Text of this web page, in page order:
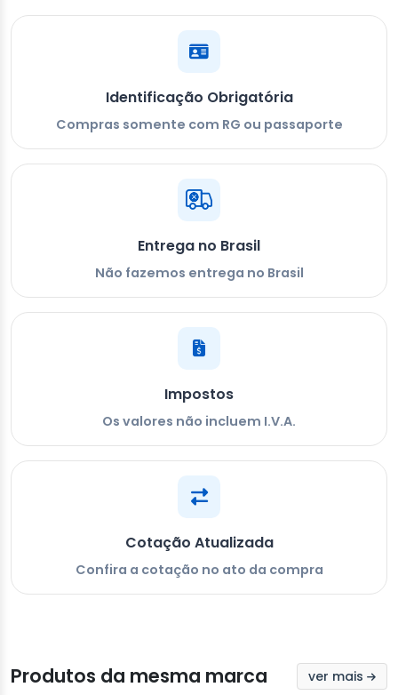
Identificação Obrigatória
Compras somente com RG ou passaporte
Entrega no Brasil
Não fazemos entrega no Brasil
Impostos
Os valores não incluem I.V.A.
Cotação Atualizada
Confira a cotação no ato da compra
Produtos da mesma marca ver mais